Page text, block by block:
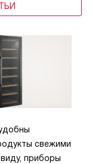
свежими
приборы